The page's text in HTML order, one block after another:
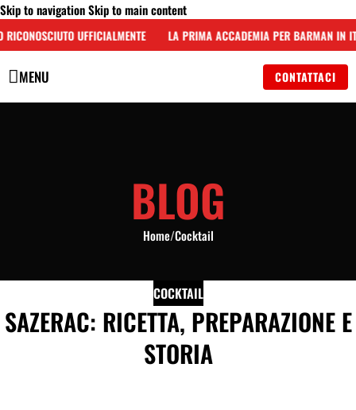
Skip to navigationSkip to main content
UFFICIALMENTE LA PRIMA ACCADEMIA PER BARMAN IN
MENU CONTATTACI
BLOG
Home/Cocktail
COCKTAIL
SAZERAC: RICETTA, PREPARAZIONE E
STORIA